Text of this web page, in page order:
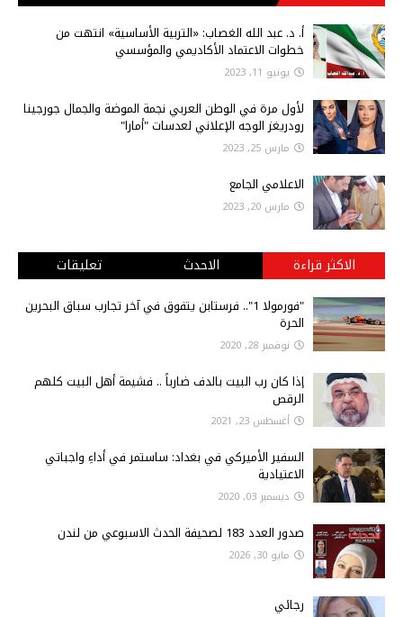
أ‌. د. عبد الله الغصاب: «التربية الأساسية» انتهت من
خطوات الاعتماد الأكاديمي والمؤسسي
يونيو 11, 2023
لأول مرة في الوطن العربي نجمة الموضة والجمال جورجينا
رودريغز الوجه الإعلاني لعدسات "أمارا"
مارس 25, 2023
الاعلامي الجامع
مارس 20, 2023
الاكثر قراءة الاحدث تعليقات
"فورمولا 1".. فرستابن يتفوق في آخر تجارب سباق البحرين
الحرة
نوفمبر 28, 2020
إذا كان رب البيت بالدف ضارباً .. فشيمة أهل البيت كلهم
الرقص
أغسطس 23, 2021
السفير الأميركي في بغداد: ساستمر في أداءِ واجباتي
الاعتيادية
ديسمبر 03, 2020
صدور العدد 183 لصحيفة الحدث الاسبوعي من لندن
مايو 30, 2026
رجائي